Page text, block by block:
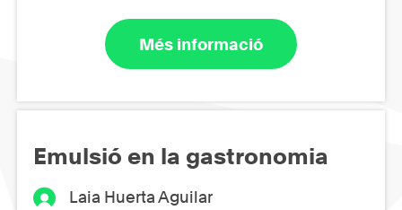
Més informació
Emulsió en la gastronomia
Laia Huerta Aguilar